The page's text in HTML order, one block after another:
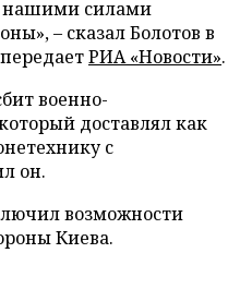
нашими силами
– сказал Болотов в
РИА «Новости».
военно-
доставлял как
с
он.
возможности
Киева.